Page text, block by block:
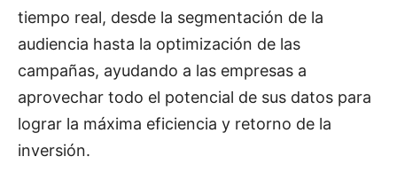
tiempo real, desde la segmentación de la
audiencia hasta la optimización de las
campañas, ayudando a las empresas a
aprovechar todo el potencial de sus datos para
lograr la máxima eficiencia y retorno de la
inversión.